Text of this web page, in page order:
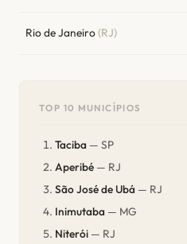
Rio de Janeiro(RJ)
TOP 10 MUNICÍPIOS
Taciba — SP
Aperibé — RJ
São José de Ubá — RJ
Inimutaba — MG
Niterói — RJ